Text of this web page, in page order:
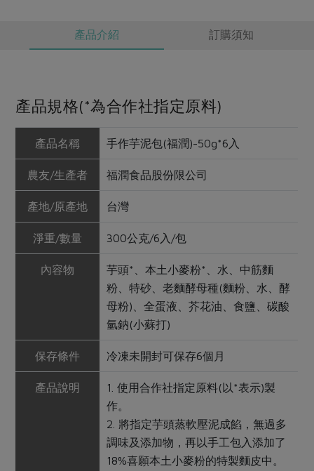
產品介紹 訂購須知
產品規格(*為合作社指定原料)
產品名稱 手作芋泥包(福潤)-50g*6入
農友/生產者 福潤食品股份限公司
產地/原產地 台灣
淨重/數量 300公克/6入/包
內容物
芋頭*、本土小麥粉*、水、中筋麵
粉、特砂、老麵酵母種(麵粉、水、酵
母粉)、全蛋液、芥花油、食鹽、碳酸
氫鈉(小蘇打)
保存條件 冷凍未開封可保存6個月
產品說明
1. 使用合作社指定原料(以*表示)製
作。
2. 將指定芋頭蒸軟壓泥成餡，無過多
調味及添加物，再以手工包入添加了
18%喜願本土小麥粉的特製麵皮中。